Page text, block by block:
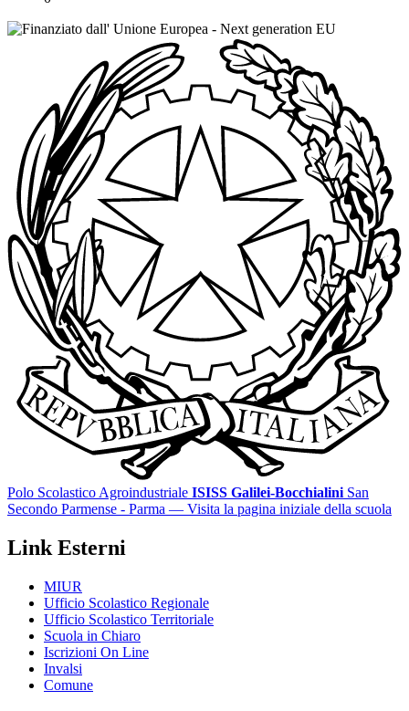
Polo Scolastico Agroindustriale ISISS Galilei-Bocchialini San
Secondo Parmense - Parma — Visita la pagina iniziale della scuola
Link Esterni
MIUR
Ufficio Scolastico Regionale
Ufficio Scolastico Territoriale
Scuola in Chiaro
Iscrizioni On Line
Invalsi
Comune